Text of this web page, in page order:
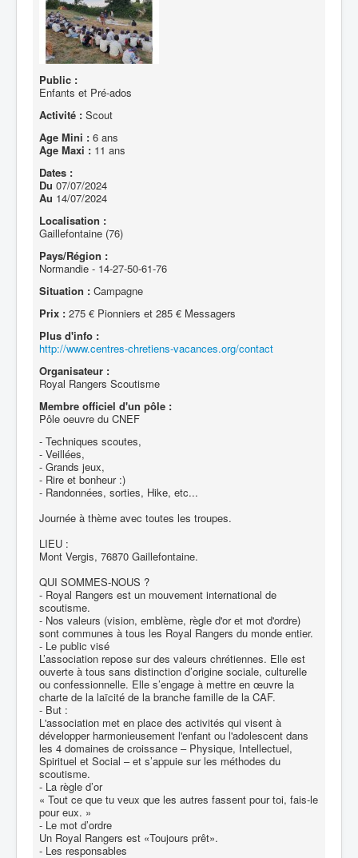
Public :
Enfants et Pré-ados
Activité : Scout
Age Mini : 6 ans
Age Maxi : 11 ans
Dates :
Du 07/07/2024
Au 14/07/2024
Localisation :
Gaillefontaine (76)
Pays/Région :
Normandie - 14-27-50-61-76
Situation : Campagne
Prix : 275 € Pionniers et 285 € Messagers
Plus d'info :
http://www.centres-chretiens-vacances.org/contact
Organisateur :
Royal Rangers Scoutisme
Membre officiel d'un pôle :
Pôle oeuvre du CNEF
- Techniques scoutes,
- Veillées,
- Grands jeux,
- Rire et bonheur :)
- Randonnées, sorties, Hike, etc...
Journée à thème avec toutes les troupes.
LIEU :
Mont Vergis, 76870 Gaillefontaine.
QUI SOMMES-NOUS ?
- Royal Rangers est un mouvement international de
scoutisme.
- Nos valeurs (vision, emblème, règle d'or et mot d'ordre)
sont communes à tous les Royal Rangers du monde entier.
- Le public visé
L’association repose sur des valeurs chrétiennes. Elle est
ouverte à tous sans distinction d’origine sociale, culturelle
ou confessionnelle. Elle s’engage à mettre en œuvre la
charte de la laïcité de la branche famille de la CAF.
- But :
L'association met en place des activités qui visent à
développer harmonieusement l'enfant ou l'adolescent dans
les 4 domaines de croissance – Physique, Intellectuel,
Spirituel et Social – et s’appuie sur les méthodes du
scoutisme.
- La règle d’or
« Tout ce que tu veux que les autres fassent pour toi, fais-le
pour eux. »
- Le mot d’ordre
Un Royal Rangers est «Toujours prêt».
- Les responsables